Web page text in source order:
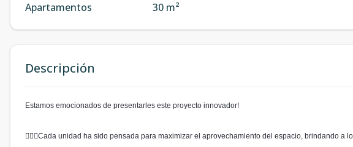
Apartamentos 30 m²
Descripción
Estamos emocionados de presentarles este proyecto innovador!
💁🏽‍♀Cada unidad ha sido pensada para maximizar el aprovechamiento del espacio, brindando a